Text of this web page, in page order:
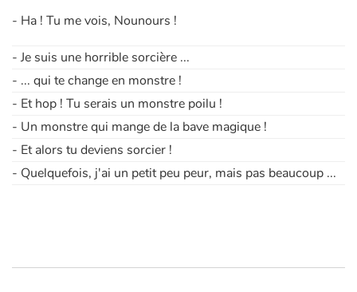
- Ha ! Tu me vois, Nounours !
- Je suis une horrible sorcière ...
- ... qui te change en monstre !
- Et hop ! Tu serais un monstre poilu !
- Un monstre qui mange de la bave magique !
- Et alors tu deviens sorcier !
- Quelquefois, j'ai un petit peu peur, mais pas beaucoup ...